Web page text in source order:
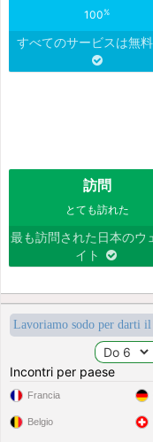
100%
すべてのサービスは無
訪問
とても訪れた
最も訪問された日本のウ
イト
Lavoriamo sodo per darti
Incontri per paese
Francia
Belgio